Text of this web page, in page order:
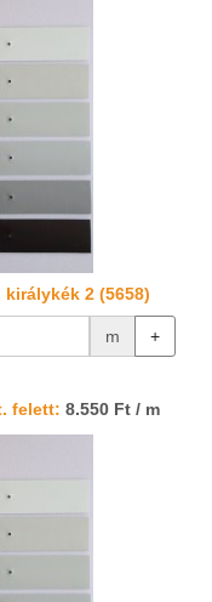
2 (5658)
m +
felett: 8.550 Ft / m